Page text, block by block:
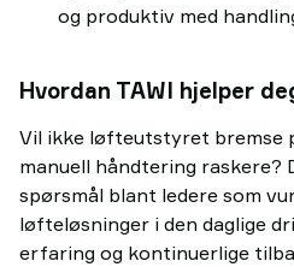
og produktiv med
Hvordan TAWI hjelper
Vil ikke løfteutstyret bremse
manuell håndtering raskere?
spørsmål blant ledere som
løfteløsninger i den daglige
erfaring og kontinuerlige